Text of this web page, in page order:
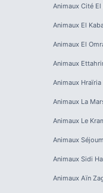
Animaux Cité El
Animaux El
Animaux El
Animaux
Animaux Hraïria
Animaux La
Animaux Le
Animaux
Animaux Sidi
Animaux Aïn